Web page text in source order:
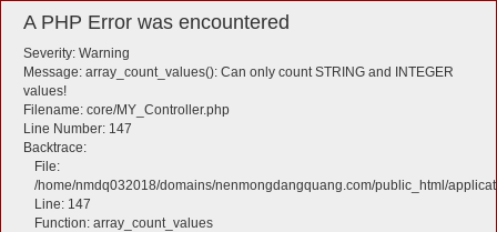
A PHP Error was encountered
Severity: Warning
Message: array_count_values(): Can only count STRING and INTEGER
values!
Filename: core/MY_Controller.php
Line Number: 147
Backtrace:
File:
/home/nmdq032018/domains/nenmongdangquang.com/public_html/
Line: 147
Function: array_count_values